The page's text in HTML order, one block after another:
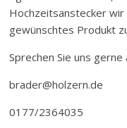
Hochzeitsanstecker
gewünschtes Produkt
Sprechen Sie uns gerne
brader@holzern.de
0177/2364035